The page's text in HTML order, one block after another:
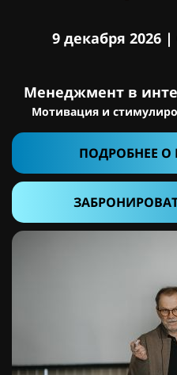
9 декабря 2026
Менеджмент в
Мотивация и
ПОДРОБНЕЕ